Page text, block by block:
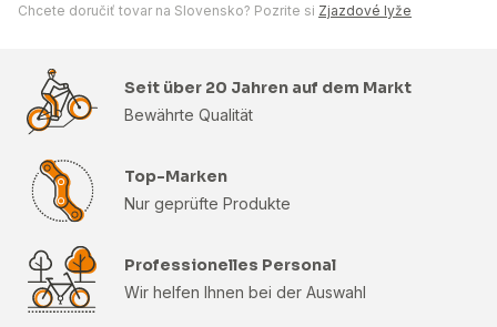
Chcete doručiť tovar na Slovensko? Pozrite si Zjazdové lyže
Seit über 20 Jahren auf dem Markt
Bewährte Qualität
Top-Marken
Nur geprüfte Produkte
Professionelles Personal
Wir helfen Ihnen bei der Auswahl